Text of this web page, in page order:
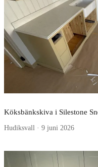
Köksbänkskiva i Silestone
Hudiksvall · 9 juni 2026